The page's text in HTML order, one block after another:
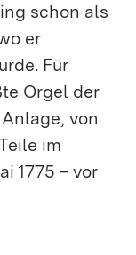
schon als
er
Für
Orgel der
von
im
1775 – vor